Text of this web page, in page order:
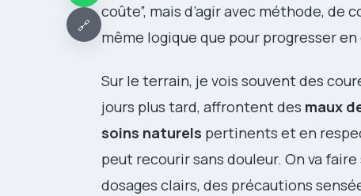
🔗
coûte”, mais d’agir avec méthode, de
même logique que pour progresser en
Sur le terrain, je vois souvent des
jours plus tard, affrontent des maux
soins naturels pertinents et en
peut recourir sans douleur. On va
dosages clairs, des précautions